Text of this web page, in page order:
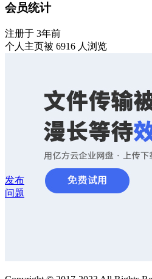
会员统计
注册于 3年前
个人主页被 6916 人浏览
发布
问题